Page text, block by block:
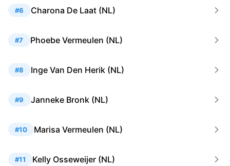
#6 Charona De Laat (NL)
#7 Phoebe Vermeulen (NL)
#8 Inge Van Den Herik (NL)
#9 Janneke Bronk (NL)
#10 Marisa Vermeulen (NL)
#11 Kelly Osseweijer (NL)